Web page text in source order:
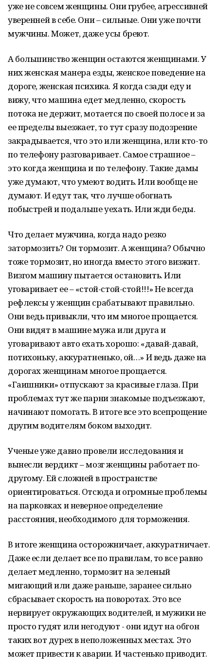
уже не совсем женщины. Они грубее, агрессивней
уверенней в себе. Они – сильные. Они уже почти
мужчины. Может, даже усы бреют.
А большинство женщин остаются женщинами. У
них женская манера езды, женское поведение на
дороге, женская психика. Я когда сзади еду и
вижу, что машина едет медленно, скорость
потока не держит, мотается по своей полосе и за
ее пределы выезжает, то тут сразу подозрение
закрадывается, что это или женщина, или кто-то
по телефону разговаривает. Самое страшное –
это когда женщина и по телефону. Такие дамы
уже думают, что умеют водить. Или вообще не
думают. И едут так, что лучше обогнать
побыстрей и подальше уехать. Или жди беды.
Что делает мужчина, когда надо резко
затормозить? Он тормозит. А женщина? Обычно
тоже тормозит, но иногда вместо этого визжит.
Визгом машину пытается остановить. Или
уговаривает ее – «стой-стой-стой!!!» Не всегда
рефлексы у женщин срабатывают правильно.
Они ведь привыкли, что им многое прощается.
Они видят в машине мужа или друга и
уговаривают авто ехать хорошо: «давай-давай,
потихоньку, аккуратненько, ой…» И ведь даже на
дорогах женщинам многое прощается.
«Гаишники» отпускают за красивые глаза. При
проблемах тут же парни знакомые подъезжают,
начинают помогать. В итоге все это всепрощение
другим водителям боком выходит.
Ученые уже давно провели исследования и
вынесли вердикт – мозг женщины работает по-
другому. Ей сложней в пространстве
ориентироваться. Отсюда и огромные проблемы
на парковках и неверное определение
расстояния, необходимого для торможения.
В итоге женщина осторожничает, аккуратничает.
Даже если делает все по правилам, то все равно
делает медленно, тормозит на зеленый
мигающий или даже раньше, заранее сильно
сбрасывает скорость на поворотах. Это все
нервирует окружающих водителей, и мужики не
просто гудят или негодуют - они идут на обгон
таких вот дурех в неположенных местах. Это
может привести к аварии. И частенько приводит.